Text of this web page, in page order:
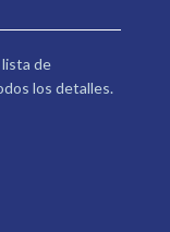
de
los detalles.